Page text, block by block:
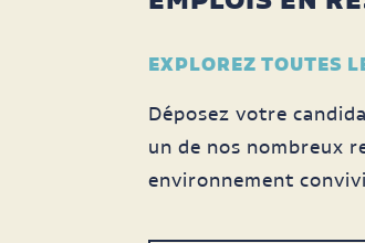
EXPLOREZ TOUTES
Déposez votre
un de nos nombreux
environnement